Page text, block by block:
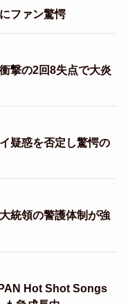
ファン驚愕
撃の2回8失点で大炎
疑惑を否定し驚愕の
統領の警護体制が強
Hot Shot Songs